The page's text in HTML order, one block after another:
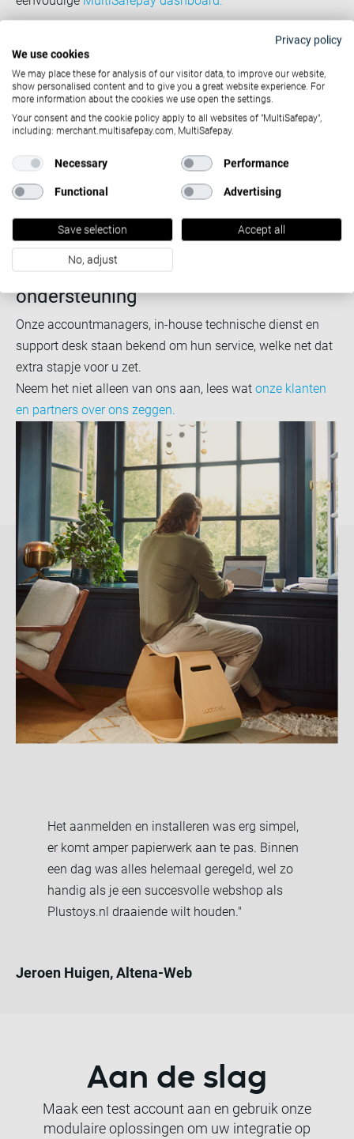
Second Chance emails
Geef uw klanten een tweede kans om hun transactie
Chance emails. Een perfect voorbeeld vanonze
conversietools.
Persoonlijke en toegewijde
ondersteuning
Onze accountmanagers, in-house technische dienst en
support desk staan bekend om hun service, welke net dat
extra stapje voor u zet.
Neem het niet alleen van ons aan, lees wat onze klanten
en partners over ons zeggen.
Het aanmelden en installeren was erg simpel,
er komt amper papierwerk aan te pas. Binnen
een dag was alles helemaal geregeld, wel zo
handig als je een succesvolle webshop als
Plustoys.nl draaiende wilt houden."
Jeroen Huigen, Altena-Web
Aan de slag
Maak een test account aan en gebruik onze
modulaire oplossingen om uw integratie op
Privacy policy
We use cookies
We may place these for analysis of our visitor data, to improve our website,
show personalised content and to give you a great website experience. For
more information about the cookies we use open the settings.
Your consent and the cookie policy apply to all websites of "MultiSafepay",
including: merchant.multisafepay.com, MultiSafepay.
Necessary Performance
Functional Advertising
Save selection Accept all
No, adjust